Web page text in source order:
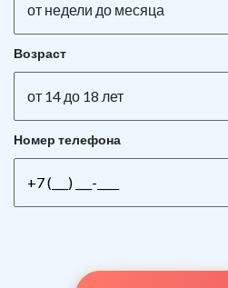
от недели до месяца
Возраст
от 14 до 18 лет
Номер телефона